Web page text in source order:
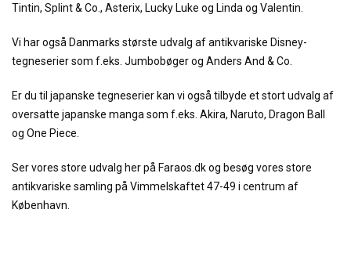
Tintin, Splint & Co., Asterix, Lucky Luke og Linda og Valentin.
Vi har også Danmarks største udvalg af antikvariske Disney-
tegneserier som f.eks. Jumbobøger og Anders And & Co.
Er du til japanske tegneserier kan vi også tilbyde et stort udvalg af
oversatte japanske manga som f.eks. Akira, Naruto, Dragon Ball
og One Piece.
Ser vores store udvalg her på Faraos.dk og besøg vores store
antikvariske samling på Vimmelskaftet 47-49 i centrum af
København.